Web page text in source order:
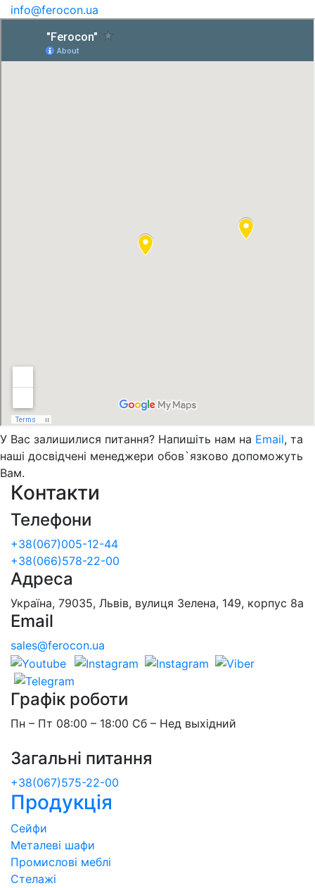
info@ferocon.ua
У Вас залишилися питання? Напишіть нам на Email, та
наші досвідчені менеджери обов`язково допоможуть
Вам.
Контакти
Телефони
+38(067)005-12-44
+38(066)578-22-00
Адреса
Україна, 79035, Львів, вулиця Зелена, 149, корпус 8а
Email
sales@ferocon.ua
Графік роботи
Пн – Пт 08:00 – 18:00 Сб – Нед выхідний
Загальні питання
+38(067)575-22-00
Продукція
Сейфи
Металеві шафи
Промислові меблі
Стелажі